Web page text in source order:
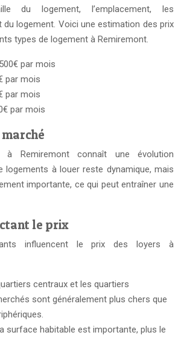
du logement, l’emplacement, les
du logement. Voici une estimation des prix
types de logement à Remiremont.
par mois
par mois
par mois
par mois
Remiremont connaît une évolution
logements à louer reste dynamique, mais
importante, ce qui peut entraîner une
le prix
influencent le prix des loyers à
centraux et les quartiers
sont généralement plus chers que
surface habitable est importante, plus le